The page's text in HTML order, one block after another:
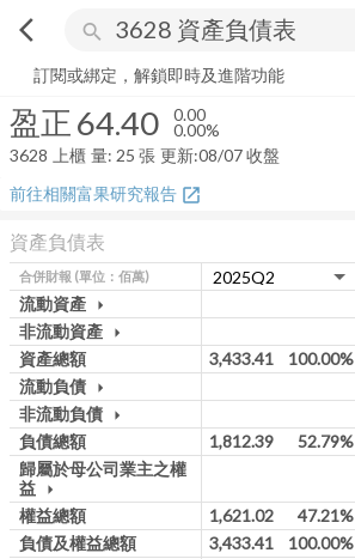
arrow_back_ios search
盈正 64.400.00%
訂閱或綁定，解鎖即時及進階功能
盈正 64.40 0.00
0.00%
3628
上櫃 量: 25 張 更新:08/07 收盤
前往相關富果研究報告 open_in_new
資產負債表
合併財報 (單位：佰萬)
流動資產 arrow_drop_down
非流動資產 arrow_drop_down
資產總額 3,433.41 100.00%
流動負債 arrow_drop_down
非流動負債 arrow_drop_down
負債總額 1,812.39 52.79%
歸屬於母公司業主之權
益 arrow_drop_down
權益總額 1,621.02 47.21%
負債及權益總額
3,433.41 100.00%